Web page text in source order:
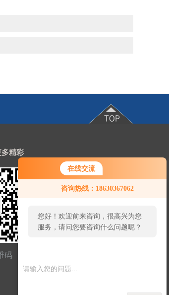
在线交流
咨询热线：18630367062
您好！欢迎前来咨询，很高兴为您
服务，请问您要咨询什么问题呢？
多精彩
码